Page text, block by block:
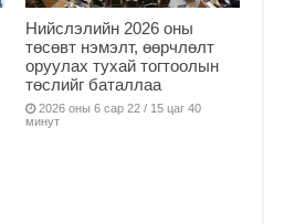
Нийслэлийн 2026 оны
төсөвт нэмэлт, өөрчлөлт
оруулах тухай тогтоолын
төслийг баталлаа
2026 оны 6 сар 22 / 15 цаг 40
минут